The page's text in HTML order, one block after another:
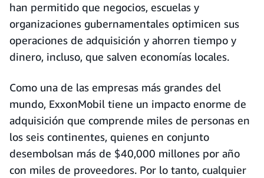
han permitido que negocios, escuelas y
organizaciones gubernamentales optimicen sus
operaciones de adquisición y ahorren tiempo y
dinero, incluso, que salven economías locales.
Como una de las empresas más grandes del
mundo, ExxonMobil tiene un impacto enorme de
adquisición que comprende miles de personas en
los seis continentes, quienes en conjunto
desembolsan más de $40,000 millones por año
con miles de proveedores. Por lo tanto, cualquier